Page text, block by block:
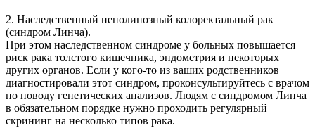
2. Наследственный неполипозный колоректальный рак
(синдром Линча).
При этом наследственном синдроме у больных повышается
риск рака толстого кишечника, эндометрия и некоторых
других органов. Если у кого-то из ваших родственников
диагностировали этот синдром, проконсультируйтесь с врачом
по поводу генетических анализов. Людям с синдромом Линча
в обязательном порядке нужно проходить регулярный
скрининг на несколько типов рака.